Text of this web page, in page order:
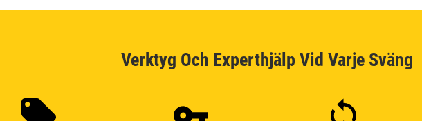
Verktyg Och Experthjälp Vid Varje Sväng